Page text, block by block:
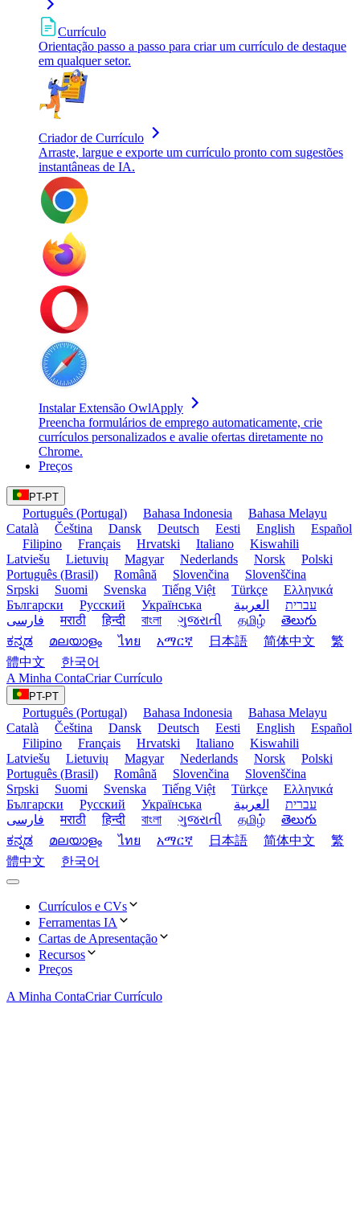
Currículo
Orientação passo a passo para criar um currículo de destaque
em qualquer setor.
Criador de Currículo
Arraste, largue e exporte um currículo pronto com sugestões
instantâneas de IA.
Instalar Extensão OwlApply
Preencha formulários de emprego automaticamente, crie
currículos personalizados e avalie ofertas diretamente no
Chrome.
Preços
PT-PT
Português (Portugal) Bahasa Indonesia
Bahasa Melayu
Català
Čeština Dansk Deutsch Eesti English
Español
Filipino
Français Hrvatski Italiano
Kiswahili
Latviešu
Lietuvių Magyar Nederlands Norsk
Polski
Português (Brasil)
Română Slovenčina
Slovenščina
Srpski
Suomi Svenska Tiếng Việt Türkçe
Ελληνικά
Български
Русский Українська עברית
العربية
فارسی
मराठी हिन्दी বাংলা ગુજરાતી தமிழ்
తెలుగు
ಕನ್ನಡ
മലയാളം ไทย አማርኛ 日本語 简体中文
繁
體中文
한국어
A Minha ContaCriar Currículo
PT-PT
Português (Portugal) Bahasa Indonesia
Bahasa Melayu
Català
Čeština Dansk Deutsch Eesti English
Español
Filipino
Français Hrvatski Italiano
Kiswahili
Latviešu
Lietuvių Magyar Nederlands Norsk
Polski
Português (Brasil)
Română Slovenčina
Slovenščina
Srpski
Suomi Svenska Tiếng Việt Türkçe
Ελληνικά
Български
Русский Українська עברית
العربية
فارسی
मराठी हिन्दी বাংলা ગુજરાતી தமிழ்
తెలుగు
ಕನ್ನಡ
മലയാളം ไทย አማርኛ 日本語 简体中文
繁
體中文
한국어
Currículos e CVs
Simples
Layouts minimalistas que mantêm cada recrutador focado no
seu conteúdo.
Ferramentas IA
Otimizador de Palavras-chave
Insira palavras-chave aprovadas por recrutadores e suba ao
topo dos resultados ATS.
Cartas de Apresentação
Simples
Layouts limpos, ideais para equipas tradicionais e posições de
Recursos
Preços
A Minha ContaCriar Currículo